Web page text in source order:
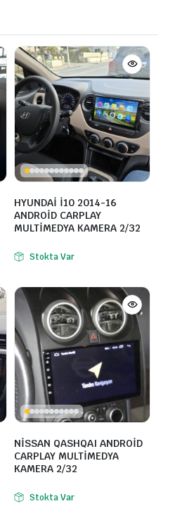
HYUNDAİ İ10 2014-16
ANDROİD CARPLAY
MULTİMEDYA KAMERA 2/32
Stokta Var
NİSSAN QASHQAI ANDROİD
CARPLAY MULTİMEDYA
KAMERA 2/32
Stokta Var